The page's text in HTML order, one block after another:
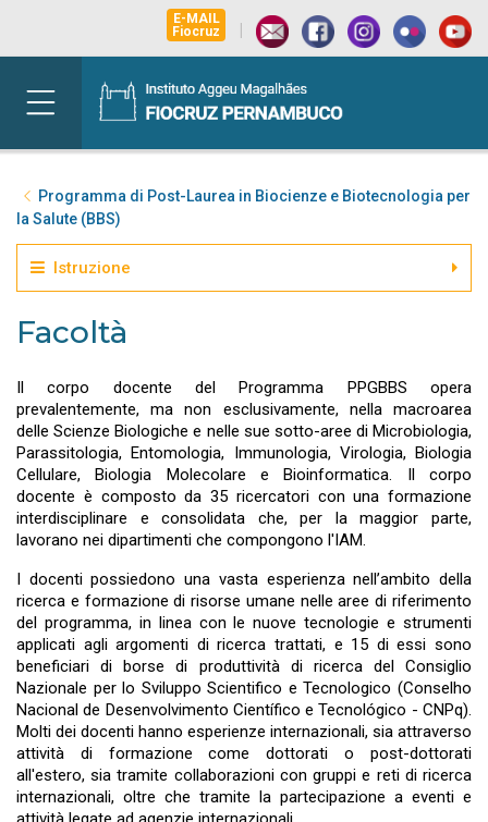
E-MAIL
Fiocruz
|
Programma di Post-Laurea in Biocienze e Biotecnologia per
la Salute (BBS)
Istruzione
Facoltà
Il corpo docente del Programma PPGBBS opera
prevalentemente, ma non esclusivamente, nella macroarea
delle Scienze Biologiche e nelle sue sotto-aree di Microbiologia,
Parassitologia, Entomologia, Immunologia, Virologia, Biologia
Cellulare, Biologia Molecolare e Bioinformatica. Il corpo
docente è composto da 35 ricercatori con una formazione
interdisciplinare e consolidata che, per la maggior parte,
lavorano nei dipartimenti che compongono l'IAM.
I docenti possiedono una vasta esperienza nell’ambito della
ricerca e formazione di risorse umane nelle aree di riferimento
del programma, in linea con le nuove tecnologie e strumenti
applicati agli argomenti di ricerca trattati, e 15 di essi sono
beneficiari di borse di produttività di ricerca del Consiglio
Nazionale per lo Sviluppo Scientifico e Tecnologico (Conselho
Nacional de Desenvolvimento Científico e Tecnológico - CNPq).
Molti dei docenti hanno esperienze internazionali, sia attraverso
attività di formazione come dottorati o post-dottorati
all'estero, sia tramite collaborazioni con gruppi e reti di ricerca
internazionali, oltre che tramite la partecipazione a eventi e